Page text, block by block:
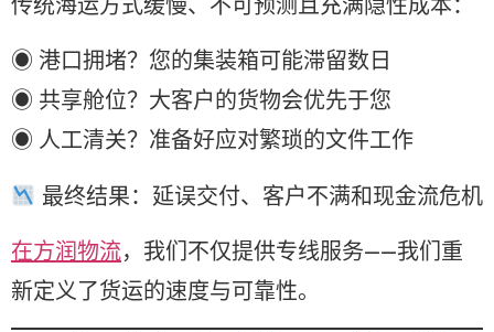
传统海运方式缓慢、不可预测且充满隐性成本：
◉ 港口拥堵？您的集装箱可能滞留数日
◉ 共享舱位？大客户的货物会优先于您
◉ 人工清关？准备好应对繁琐的文件工作
最终结果：延误交付、客户不满和现金流危机
在方润物流，我们不仅提供专线服务——我们重
新定义了货运的速度与可靠性。